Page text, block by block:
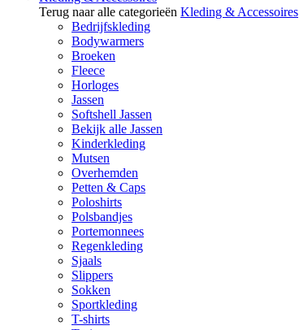
Terug naar alle categorieën Kleding & Accessoires
Bedrijfskleding
Bodywarmers
Broeken
Fleece
Horloges
Jassen
Softshell Jassen
Bekijk alle Jassen
Kinderkleding
Mutsen
Overhemden
Petten & Caps
Poloshirts
Polsbandjes
Portemonnees
Regenkleding
Sjaals
Slippers
Sokken
Sportkleding
T-shirts